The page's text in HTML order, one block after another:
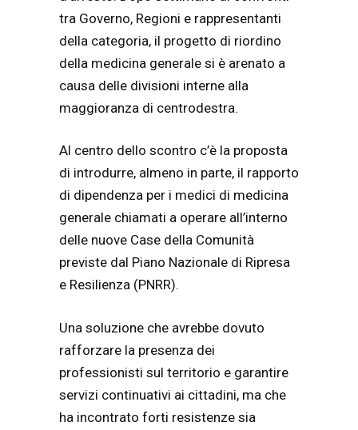
tra Governo, Regioni e rappresentanti
della categoria, il progetto di riordino
della medicina generale si è arenato a
causa delle divisioni interne alla
maggioranza di centrodestra.
Al centro dello scontro c’è la proposta
di introdurre, almeno in parte, il rapporto
di dipendenza per i medici di medicina
generale chiamati a operare all’interno
delle nuove Case della Comunità
previste dal Piano Nazionale di Ripresa
e Resilienza (PNRR).
Una soluzione che avrebbe dovuto
rafforzare la presenza dei
professionisti sul territorio e garantire
servizi continuativi ai cittadini, ma che
ha incontrato forti resistenze sia